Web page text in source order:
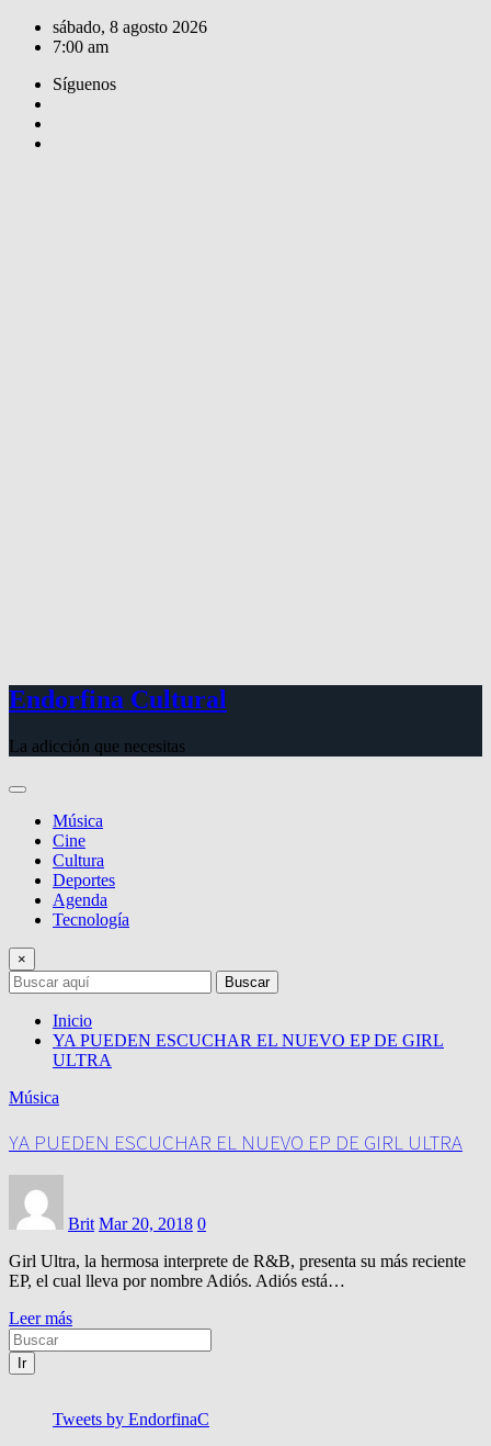
Saltar
sábado, 8 agosto 2026
7:00 am
Síguenos
Endorfina Cultural
La adicción que necesitas
Música
Cine
Cultura
Deportes
Agenda
Tecnología
×
Buscar
Inicio
YA PUEDEN ESCUCHAR EL NUEVO EP DE GIRL
ULTRA
Música
YA PUEDEN ESCUCHAR EL NUEVO EP DE GIRL ULTRA
Brit Mar 20, 2018 0
Girl Ultra, la hermosa interprete de R&B, presenta su más reciente
EP, el cual lleva por nombre Adiós. Adiós está…
Leer más
Ir
Tweets by EndorfinaC